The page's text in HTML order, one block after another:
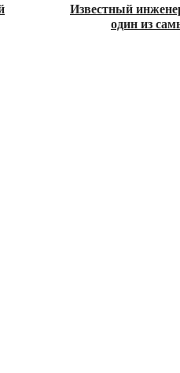
Известный
один из